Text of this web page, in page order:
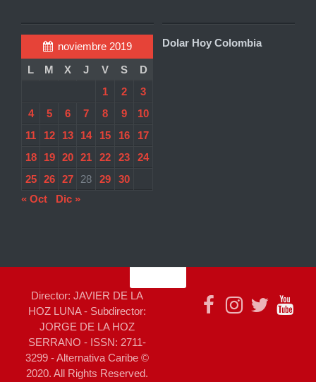
noviembre 2019
L
M X J V S
D
1
2
3
4
5 6 7 8 9
10
11
12 13 14 15 16
17
18
19 20 21 22 23
24
25
26 27 28 29
30
« Oct
Dic »
Dolar Hoy Colombia
Director: JAVIER DE LA
HOZ LUNA - Subdirector:
JORGE DE LA HOZ
SERRANO - ISSN: 2711-
3299 - Alternativa Caribe ©
2020. All Rights Reserved.